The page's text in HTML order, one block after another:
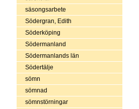
säsongsarbete
Södergran, Edith
Söderköping
Södermanland
Södermanlands län
Södertälje
sömn
sömnad
sömnstörningar